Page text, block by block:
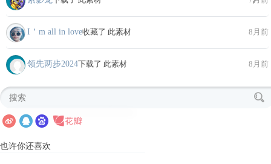
I＇m all in love收藏了 此素材 8月前
领先两步2024下载了 此素材 8月前
也许你还喜欢